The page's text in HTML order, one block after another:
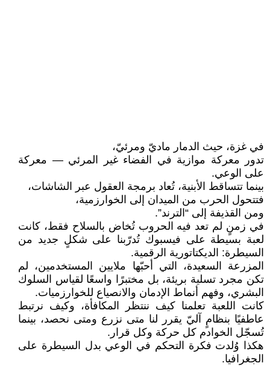
في غزة، حيث الدمار ماديّ ومرئيّ،
تدور معركة موازية في الفضاء غير المرئي — معركة
على الوعي.
بينما تتساقط الأبنية، تُعاد برمجة العقول عبر الشاشات،
فتتحول الحرب من الميدان إلى الخوارزمية،
ومن القذيفة إلى “الترند”.
في زمنٍ لم تعد فيه الحروب تُخاض بالسلاح فقط، كانت
لعبة بسيطة على فيسبوك تُدرّبنا على شكلٍ جديد من
السيطرة: الديكتاتورية الرقمية.
المزرعة السعيدة، التي أحبّها ملايين المستخدمين، لم
تكن مجرد تسلية بريئة، بل مختبرًا واسعًا لقياس السلوك
البشري، وفهم أنماط الإدمان والانصياع للخوارزميات.
كانت اللعبة تعلمنا كيف ننتظر المكافأة، وكيف نرتبط
عاطفيًا بنظامٍ آليّ يقرر لنا متى نزرع ومتى نحصد، بينما
تُسجّل الخوادم كل حركة وكل قرار.
هكذا وُلدت فكرة التحكم في الوعي بدل السيطرة على
الجغرافيا.